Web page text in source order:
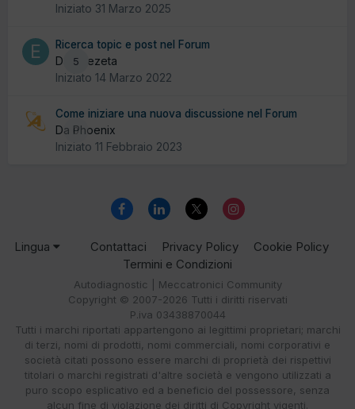
Iniziato 31 Marzo 2025
5
Ricerca topic e post nel Forum
Da effezeta
Iniziato 14 Marzo 2022
0
Come iniziare una nuova discussione nel Forum
Da Phoenix
Iniziato 11 Febbraio 2023
Lingua Contattaci Privacy Policy
Cookie Policy
Termini e Condizioni
Autodiagnostic | Meccatronici Community
Copyright © 2007-2026 Tutti i diritti riservati
P.iva 03438870044
Tutti i marchi riportati appartengono ai legittimi proprietari; marchi
di terzi, nomi di prodotti, nomi commerciali, nomi corporativi e
società citati possono essere marchi di proprietà dei rispettivi
titolari o marchi registrati d'altre società e vengono utilizzati a
puro scopo esplicativo ed a beneficio del possessore, senza
alcun fine di violazione dei diritti di Copyright vigenti.